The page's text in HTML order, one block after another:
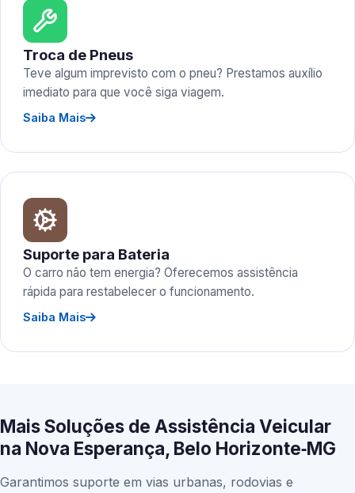
Troca de Pneus
Teve algum imprevisto com o pneu? Prestamos auxílio
imediato para que você siga viagem.
Saiba Mais
Suporte para Bateria
O carro não tem energia? Oferecemos assistência
rápida para restabelecer o funcionamento.
Saiba Mais
Mais Soluções de Assistência Veicular
na Nova Esperança, Belo Horizonte‑MG
Garantimos suporte em vias urbanas, rodovias e